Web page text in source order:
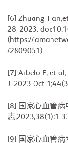
[6] Zhuang
28, 2023.
(https://
/2809051)
[7] Arbelo E, et
J. 2023 Oct
[8] 国家心血管
志,2023,38(1):1-
[9] 国家心血管